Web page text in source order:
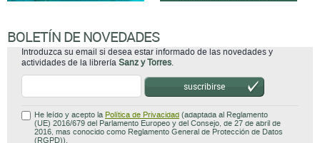
BOLETÍN DE NOVEDADES
Introduzca su email si desea estar informado de las novedades y
actividades de la librería Sanz y Torres
suscribirse
He leído y acepto la Política de Privacidad (adaptada al Reglamento
(UE) 2016/679 del Parlamento Europeo y del Consejo, de 27 de abril de
2016, mas conocido como Reglamento General de Protección de Datos
(RGPD)).